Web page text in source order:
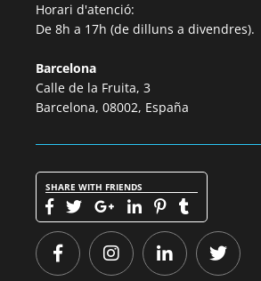
Horari d'atenció:
De 8h a 17h (de dilluns a divendres).
Barcelona
Calle de la Fruita, 3
Barcelona, 08002, España
SHARE WITH FRIENDS